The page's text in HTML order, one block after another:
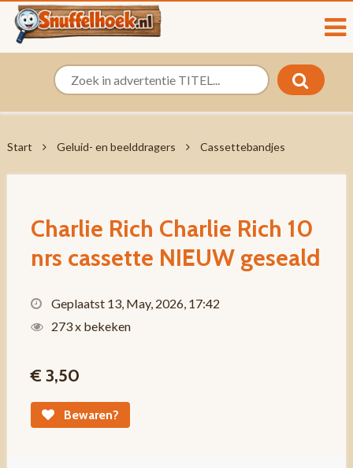
Start Geluid- en beelddragers Cassettebandjes
Charlie Rich Charlie Rich 10
nrs cassette NIEUW geseald
Geplaatst 13, May, 2026, 17:42
273 x bekeken
€ 3,50
Bewaren?